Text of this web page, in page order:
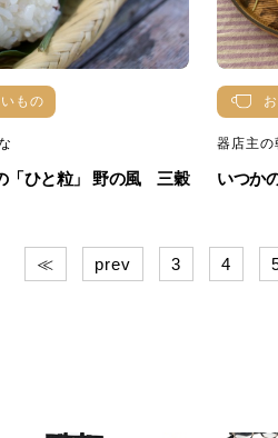
もの
「ひと粒」 野の風 三穀
器店主の
いつか
≪ prev 3 4